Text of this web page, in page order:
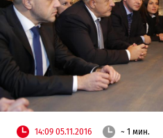
14:09 05.11.2016 ~ 1 мин.